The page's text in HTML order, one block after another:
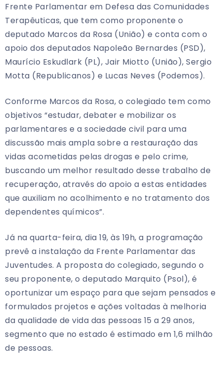
Frente Parlamentar em Defesa das Comunidades
Terapêuticas, que tem como proponente o
deputado Marcos da Rosa (União) e conta com o
apoio dos deputados Napoleão Bernardes (PSD),
Maurício Eskudlark (PL), Jair Miotto (União), Sergio
Motta (Republicanos) e Lucas Neves (Podemos).
Conforme Marcos da Rosa, o colegiado tem como
objetivos “estudar, debater e mobilizar os
parlamentares e a sociedade civil para uma
discussão mais ampla sobre a restauração das
vidas acometidas pelas drogas e pelo crime,
buscando um melhor resultado desse trabalho de
recuperação, através do apoio a estas entidades
que auxiliam no acolhimento e no tratamento dos
dependentes químicos”.
Já na quarta-feira, dia 19, às 19h, a programação
prevê a instalação da Frente Parlamentar das
Juventudes. A proposta do colegiado, segundo o
seu proponente, o deputado Marquito (Psol), é
oportunizar um espaço para que sejam pensados e
formulados projetos e ações voltadas à melhoria
da qualidade de vida das pessoas 15 a 29 anos,
segmento que no estado é estimado em 1,6 milhão
de pessoas.